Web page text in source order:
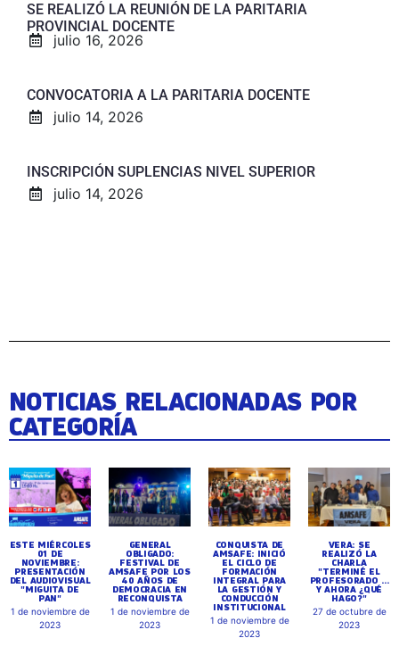
SE REALIZÓ LA REUNIÓN DE LA PARITARIA
PROVINCIAL DOCENTE
julio 16, 2026
CONVOCATORIA A LA PARITARIA DOCENTE
julio 14, 2026
INSCRIPCIÓN SUPLENCIAS NIVEL SUPERIOR
julio 14, 2026
NOTICIAS RELACIONADAS POR
CATEGORÍA
ESTE MIÉRCOLES
01 DE
NOVIEMBRE:
PRESENTACIÓN
DEL AUDIOVISUAL
"MIGUITA DE
PAN"
1 de noviembre de
2023
GENERAL
OBLIGADO:
FESTIVAL DE
AMSAFE POR LOS
40 AÑOS DE
DEMOCRACIA EN
RECONQUISTA
1 de noviembre de
2023
CONQUISTA DE
AMSAFE: INICIÓ
EL CICLO DE
FORMACIÓN
INTEGRAL PARA
LA GESTIÓN Y
CONDUCCIÓN
INSTITUCIONAL
1 de noviembre de
2023
VERA: SE
REALIZÓ LA
CHARLA
"TERMINÉ EL
PROFESORADO ...
Y AHORA ¿QUÉ
HAGO?"
27 de octubre de
2023